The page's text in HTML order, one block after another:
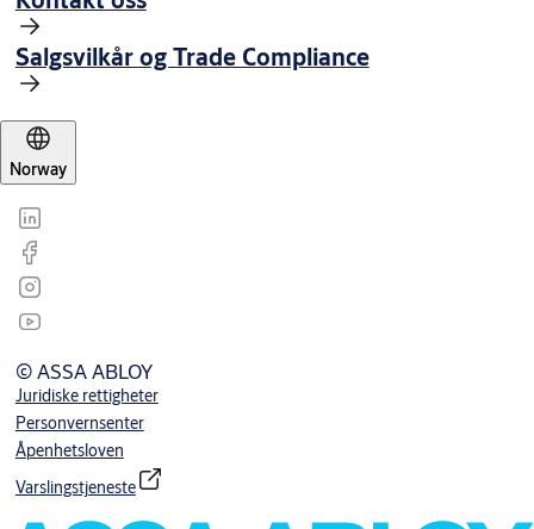
Salgsvilkår og Trade Compliance
Norway
© ASSA ABLOY
Juridiske rettigheter
Personvernsenter
Åpenhetsloven
Varslingstjeneste